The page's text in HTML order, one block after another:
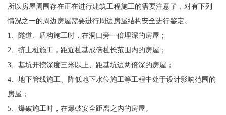
所以房屋周围存在正在进行建筑工程施工的需要注意了，对有下列
情况之一的周边房屋需要进行周边房屋结构安全进行鉴定。
1、隧道、盾构施工时，在洞口旁一倍埋深的房屋；
2、挤土桩施工，距近桩基成倍桩长范围内的房屋；
3、基坑开挖深度三米以上、距基坑边两倍深的房屋；
4、地下管线施工、降低地下水位施工等工程中处于设计影响范围的
房屋；
5、爆破施工时，在爆破安全距离之内的房屋。